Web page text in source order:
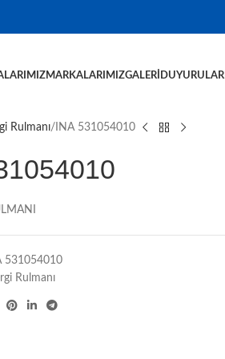
MARKALARIMIZGALERI DUYURULAR
Rulmanı INA 531054010
531054010
Rulmanı